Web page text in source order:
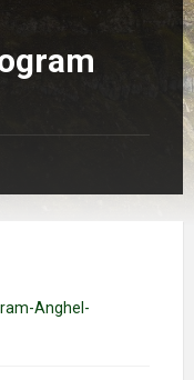
Anghel-